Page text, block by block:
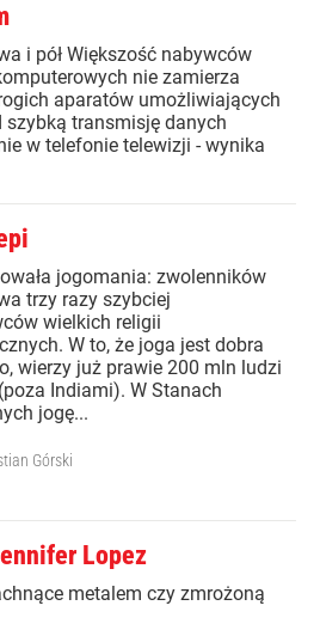
i pół Większość nabywców
nie zamierza
aparatów umożliwiających
szybką transmisję danych
w telefonie telewizji - wynika
jogomania: zwolenników
trzy razy szybciej
wielkich religii
W to, że joga jest dobra
wierzy już prawie 200 mln ludzi
Indiami). W Stanach
jogę...
Górski
Lopez
metalem czy zmrożoną